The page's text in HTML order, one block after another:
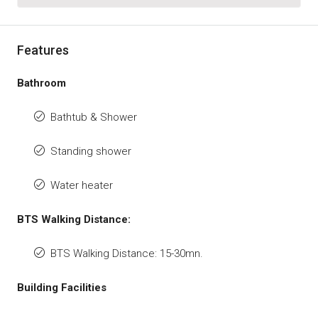
Features
Bathroom
Bathtub & Shower
Standing shower
Water heater
BTS Walking Distance:
BTS Walking Distance: 15-30mn.
Building Facilities